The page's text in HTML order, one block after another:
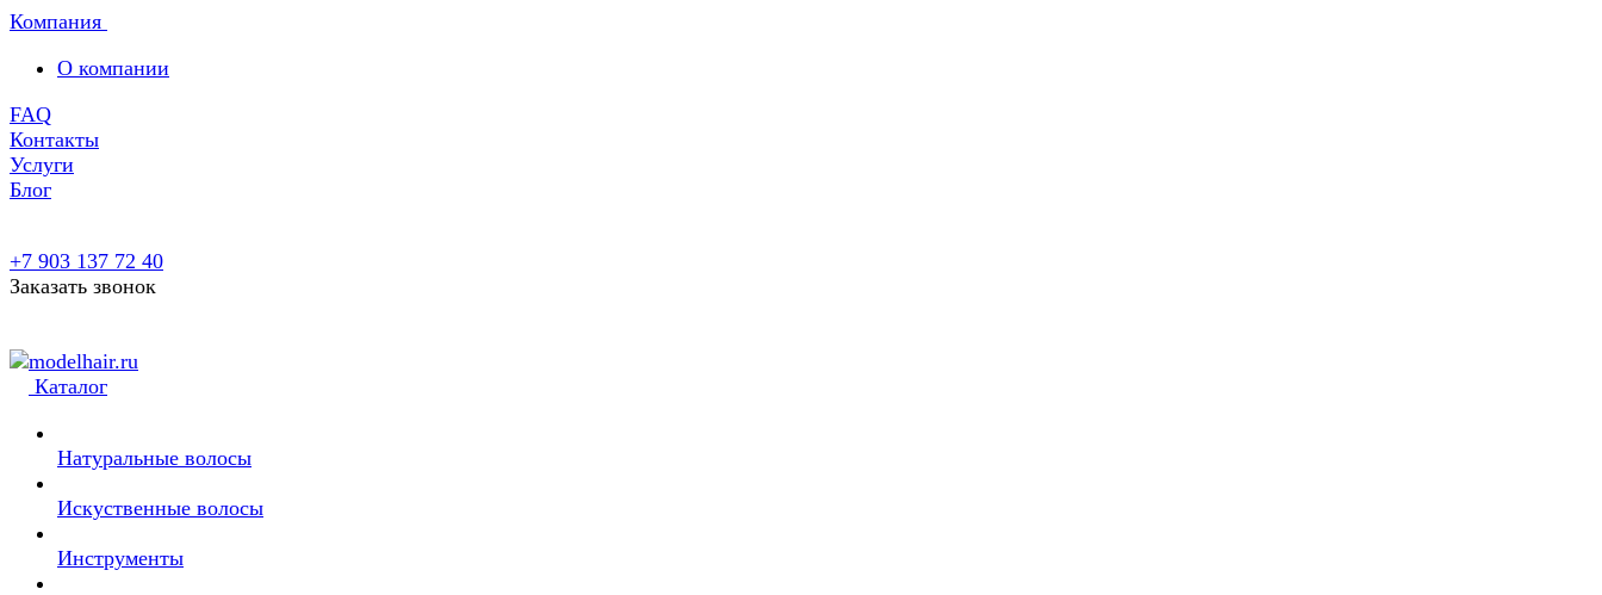
Компания
О компании
FAQ
Контакты
Услуги
Блог
+7 903 137 72 40
Заказать звонок
Каталог
Натуральные волосы
Искуственные волосы
Инструменты